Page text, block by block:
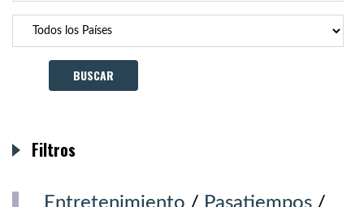
Entretenimiento / Pasatiempos /
Filtros